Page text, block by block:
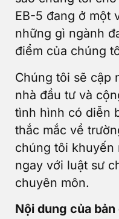
EB-5 đang ở một
những gì ngành
điểm của chúng
Chúng tôi sẽ cập
nhà đầu tư và
tình hình có diễn
thắc mắc về
chúng tôi
ngay với luật sư
chuyên môn.
Nội dung của